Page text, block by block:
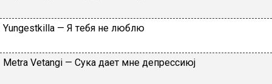
Yungеstkillа — Я тeбя нe люблю
Меtrа Vеtаngi — Cукa дaeт мнe дeпpeccиюj